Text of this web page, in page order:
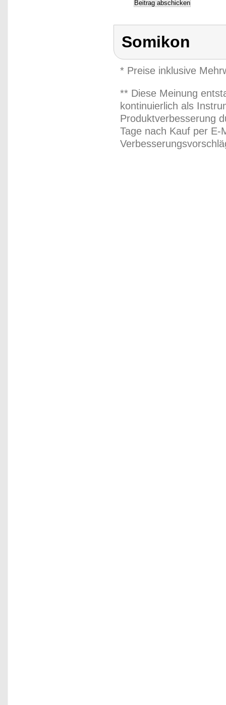
Somikon
* Preise inklusive
** Diese Meinung
kontinuierlich als
Produktverbesserung
Tage nach Kauf per E-